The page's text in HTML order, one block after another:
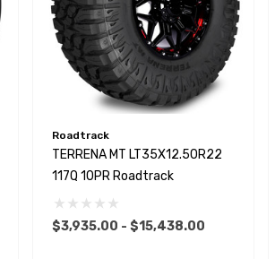
Roadtrack
TERRENA MT LT35X12.50R22
117Q 10PR Roadtrack
$3,935.00 - $15,438.00